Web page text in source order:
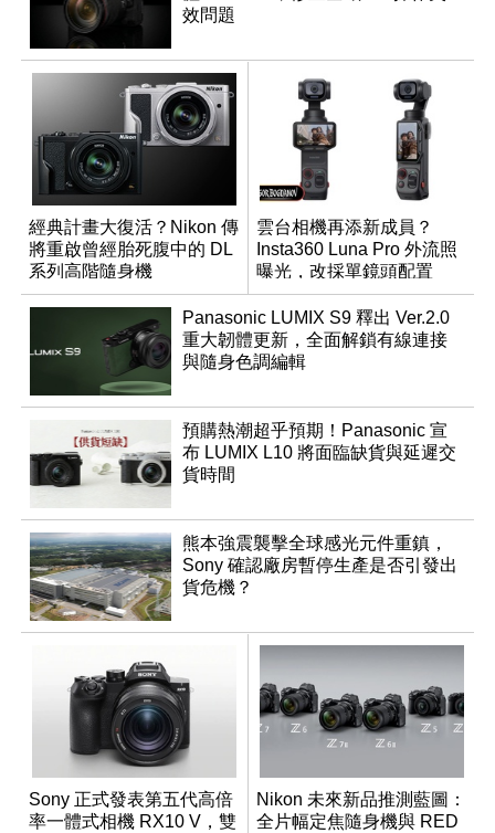
效問題
經典計畫大復活？Nikon 傳
將重啟曾經胎死腹中的 DL
系列高階隨身機
雲台相機再添新成員？
Insta360 Luna Pro 外流照
曝光，改採單鏡頭配置
Panasonic LUMIX S9 釋出 Ver.2.0
重大韌體更新，全面解鎖有線連接
與隨身色調編輯
預購熱潮超乎預期！Panasonic 宣
布 LUMIX L10 將面臨缺貨與延遲交
貨時間
熊本強震襲擊全球感光元件重鎮，
Sony 確認廠房暫停生產是否引發出
貨危機？
Sony 正式發表第五代高倍
率一體式相機 RX10 V，雙
Nikon 未來新品推測藍圖：
全片幅定焦隨身機與 RED